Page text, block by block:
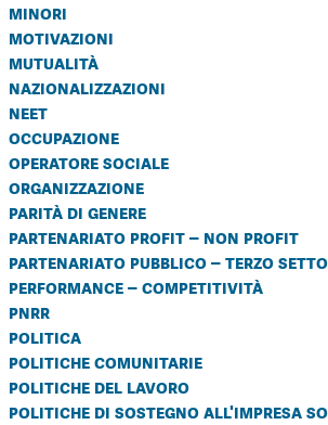
minori
motivazioni
mutualità
nazionalizzazioni
neet
occupazione
operatore sociale
organizzazione
parità di genere
partenariato profit – non profit
partenariato pubblico – terzo
performance – competitività
pnrr
politica
politiche comunitarie
politiche del lavoro
politiche di sostegno all'impresa